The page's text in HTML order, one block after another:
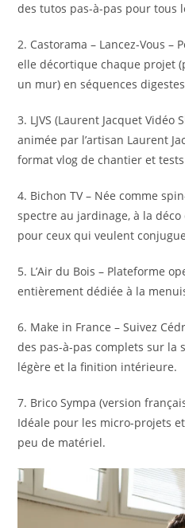
des tutos pas-à-pas pour tous
2. Castorama – Lancez-Vous –
elle décortique chaque projet
un mur) en séquences
3. LJVS (Laurent Jacquet Vidéo
animée par l’artisan Laurent
format vlog de chantier et tests
4. Bichon TV – Née comme
spectre au jardinage, à la
pour ceux qui veulent
5. L’Air du Bois – Plateforme
entièrement dédiée à la
6. Make in France – Suivez
des pas-à-pas complets sur la
légère et la finition intérieure.
7. Brico Sympa (version
Idéale pour les micro-projets
peu de matériel.